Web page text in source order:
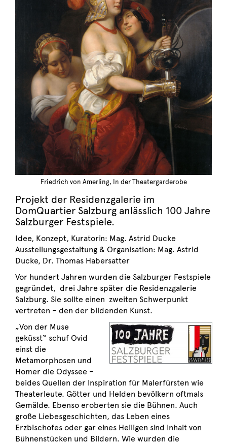
Friedrich von Amerling, In der Theatergarderobe
Projekt der Residenzgalerie im
DomQuartier Salzburg anlässlich 100 Jahre
Salzburger Festspiele.
Idee, Konzept, Kuratorin: Mag. Astrid Ducke
Ausstellungsgestaltung & Organisation: Mag. Astrid
Ducke, Dr. Thomas Habersatter
Vor hundert Jahren wurden die Salzburger Festspiele
gegründet, drei Jahre später die Residenzgalerie
Salzburg. Sie sollte einen zweiten Schwerpunkt
vertreten – den der bildenden Kunst.
„Von der Muse
geküsst“ schuf Ovid
einst die
Metamorphosen und
Homer die Odyssee –
beides Quellen der Inspiration für Malerfürsten wie
Theaterleute. Götter und Helden bevölkern oftmals
Gemälde. Ebenso eroberten sie die Bühnen. Auch
große Liebesgeschichten, das Leben eines
Erzbischofes oder gar eines Heiligen sind Inhalt von
Bühnenstücken und Bildern. Wie wurden die